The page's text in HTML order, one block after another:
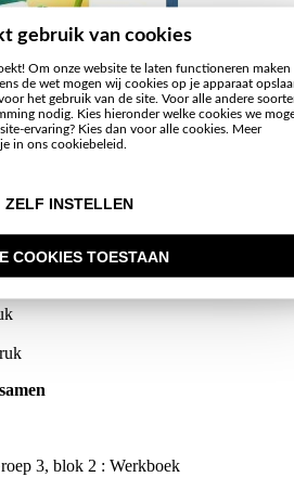
gebruik van cookies
Om onze website te laten functioneren maken
de wet mogen wij cookies op je apparaat
het gebruik van de site. Voor alle andere
nodig. Kies hieronder welke cookies we
ervaring? Kies dan voor alle cookies. Meer
in ons cookiebeleid.
ZELF INSTELLEN
COOKIES TOESTAAN
3, blok 2 : Werkboek